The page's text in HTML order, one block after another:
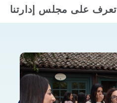
تعرف على مجلس إدارتنا